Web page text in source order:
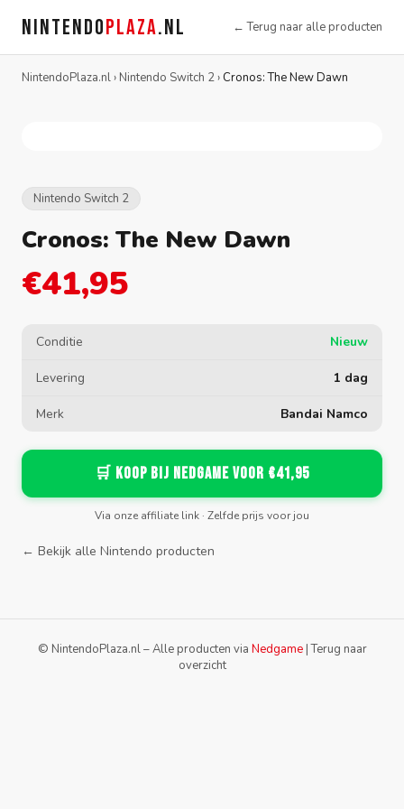
NINTENDOPLAZA.NL ← Terug naar alle producten
NintendoPlaza.nl› Nintendo Switch 2› Cronos: The New Dawn
Nintendo Switch 2
Cronos: The New Dawn
€41,95
Conditie Nieuw
Levering 1 dag
Merk Bandai Namco
🛒 Koop bij Nedgame voor €41,95
Via onze affiliate link · Zelfde prijs voor jou
← Bekijk alle Nintendo producten
© NintendoPlaza.nl – Alle producten via Nedgame|Terug naar
overzicht